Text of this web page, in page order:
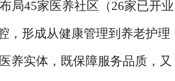
局45家医养社区（26家已开业
，形成从健康管理到养老护理
养实体，既保障服务品质，又